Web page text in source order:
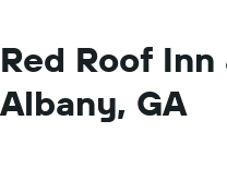
Red Roof
Albany, GA